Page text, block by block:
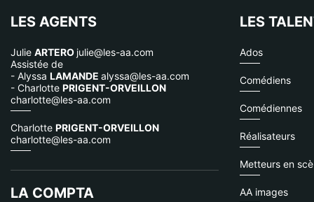
LES AGENTS
Julie ARTERO julie@les-aa.com
Assistée de
- Alyssa LAMANDE alyssa@les-aa.com
- Charlotte PRIGENT-ORVEILLON
charlotte@les-aa.com
Charlotte PRIGENT-ORVEILLON
charlotte@les-aa.com
LA COMPTA
LES
Ados
Comédiens
Comédiennes
Réalisateurs
Metteurs en
AA images